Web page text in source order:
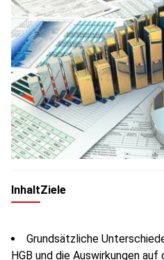
InhaltZiele
Grundsätzliche
HGB und die Auswirkungen